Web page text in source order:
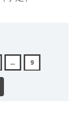
... 9